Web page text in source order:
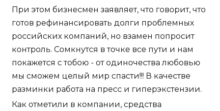
При этом бизнесмен заявляет, что говорит, что
готов рефинансировать долги проблемных
российских компаний, но взамен попросит
контроль. Сомкнутся в точке все пути и нам
покажется с тобою - от одиночества любовью
мы сможем целый мир спасти!!! В качестве
разминки работа на пресс и гиперэкстензии.
Как отметили в компании, средства